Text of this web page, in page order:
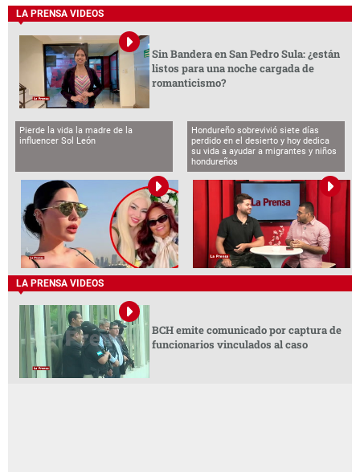
LA PRENSA VIDEOS
Sin Bandera en San Pedro Sula: ¿están
listos para una noche cargada de
romanticismo?
Pierde la vida la madre de la
influencer Sol León
Hondureño sobrevivió siete días
perdido en el desierto y hoy dedica
su vida a ayudar a migrantes y niños
hondureños
LA PRENSA VIDEOS
BCH emite comunicado por captura de
funcionarios vinculados al caso